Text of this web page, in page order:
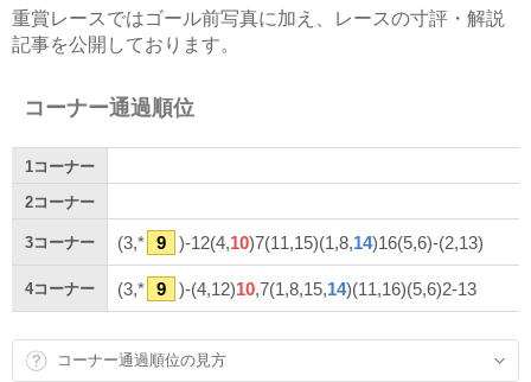
重賞レースではゴール前写真に加え、レースの寸評・解説
記事を公開しております。
コーナー通過順位
1コーナー
2コーナー
3コーナー (3,* 9 )-12(4,10)7(11,15)(1,8,14)16(5,6)-(2,13)
4コーナー (3,* 9 )-(4,12)10,7(1,8,15,14)(11,16)(5,6)2-13
コーナー通過順位の見方